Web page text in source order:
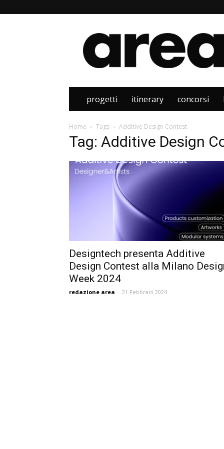
Area
progetti itinerary concorsi
Home Tags Additive Design Contest
Tag: Additive Design
Designtech presenta Additive
Design Contest alla Milano
Week 2024
redazione area - 21 Febbraio 2024